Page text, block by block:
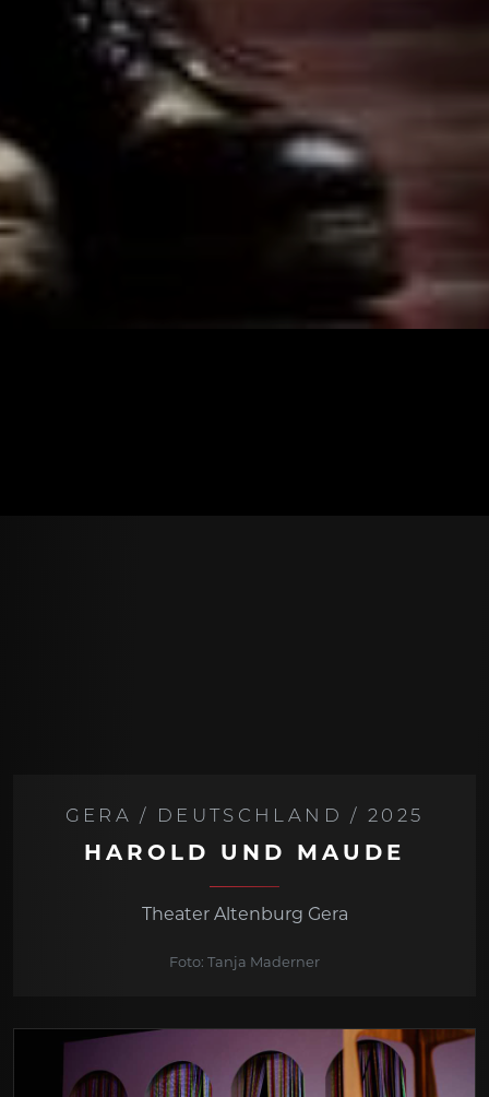
GERA / DEUTSCHLAND / 2025
HAROLD UND MAUDE
Theater Altenburg Gera
Foto: Tanja Maderner